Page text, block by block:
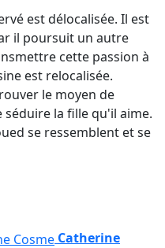
est délocalisée. Il est
il poursuit un autre
cette passion à
est relocalisée.
le moyen de
la fille qu'il aime.
se ressemblent et se
Catherine